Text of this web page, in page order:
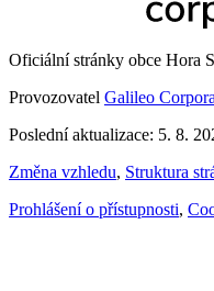
Oficiální stránky obce Hora
Provozovatel Galileo
Poslední aktualizace: 5. 8.
Změna vzhledu, Struktura
Prohlášení o přístupnosti,